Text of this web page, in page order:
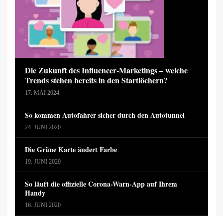
Die Zukunft des Influencer-Marketings – welche
Trends stehen bereits in den Startlöchern?
17. MAI 2024
So kommen Autofahrer sicher durch den Autotunnel
24. JUNI 2020
Die Grüne Karte ändert Farbe
19. JUNI 2020
So läuft die offizielle Corona-Warn-App auf Ihrem
Handy
16. JUNI 2020